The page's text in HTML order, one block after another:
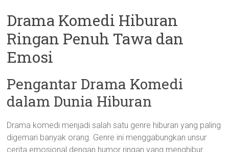
Drama Komedi Hiburan
Ringan Penuh Tawa dan
Emosi
Pengantar Drama Komedi
dalam Dunia Hiburan
Drama komedi menjadi salah satu genre hiburan yang paling
digemari banyak orang. Genre ini menggabungkan unsur
cerita emosional dengan humor ringan yang menghibur.